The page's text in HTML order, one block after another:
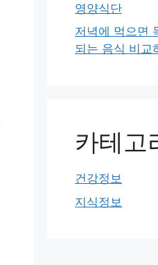
영양식단
저녁에 먹으면
되는 음식 비교
카테고
건강정보
지식정보